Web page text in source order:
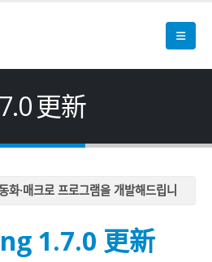
更新
화·매크로 프로그램을 개발해드립니
화·매크로 프로그램을 개발해드립니
다1.7.0 更新